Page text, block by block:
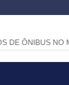
MUNICÍPIO >>